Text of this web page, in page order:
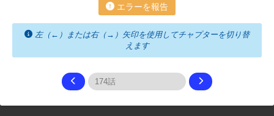
エラーを報告
左（←）または右（→）矢印を使用してチャプターを切り替
えます